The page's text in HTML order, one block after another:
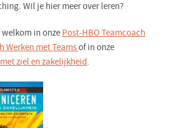
Wil je hier meer over leren?
in onze Post-HBO Teamcoach
Werken met Teamsof in onze
ziel en zakelijkheid.